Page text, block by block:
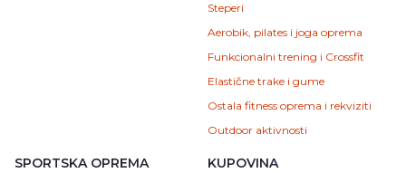
Steperi
Aerobik, pilates i joga oprema
Funkcionalni trening i Crossfit
Elastične trake i gume
Ostala fitness oprema i rekviziti
Outdoor aktivnosti
SPORTSKA OPREMA KUPOVINA